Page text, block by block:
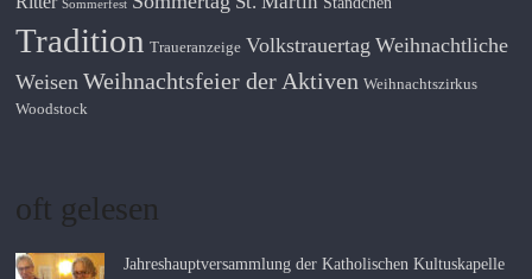
Sommerfest
Tradition Traueranzeige Volkstrauertag Weihnachtliche
Weisen Weihnachtsfeier der Aktiven Weihnachtszirkus
Woodstock
oft gelesen
Jahreshauptversammlung der Katholischen Kultuskapelle